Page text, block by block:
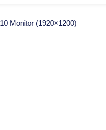
Monitor (1920×1200)